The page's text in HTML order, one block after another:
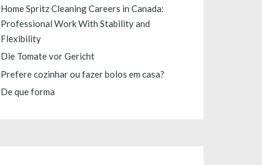
Home Spritz Cleaning Careers in Canada:
Professional Work With Stability and
Flexibility
Die Tomate vor Gericht
Prefere cozinhar ou fazer bolos em casa?
De que forma